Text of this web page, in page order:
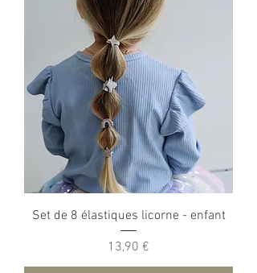
Set de 8 élastiques licorne - enfant
Prix
13,90 €